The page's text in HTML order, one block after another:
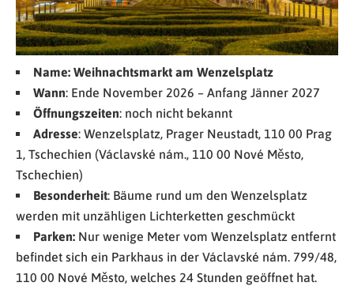
Name: Weihnachtsmarkt am Wenzelsplatz
Wann: Ende November 2026 – Anfang Jänner 2027
Öffnungszeiten: noch nicht bekannt
Adresse: Wenzelsplatz, Prager Neustadt, 110 00 Prag
1, Tschechien (Václavské nám., 110 00 Nové Město,
Tschechien)
Besonderheit: Bäume rund um den Wenzelsplatz
werden mit unzähligen Lichterketten geschmückt
Parken: Nur wenige Meter vom Wenzelsplatz entfernt
befindet sich ein Parkhaus in der Václavské nám. 799/48,
110 00 Nové Město, welches 24 Stunden geöffnet hat.